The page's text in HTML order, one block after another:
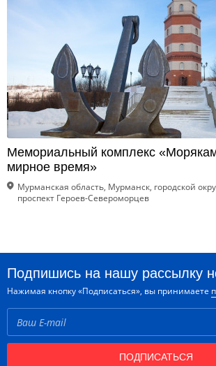
Мемориальный комплекс
мирное время»
Мурманская область, Мурманск, городской
проспект Героев-Североморцев
Подпишись на нашу рассылку
Нажимая кнопку «Подписаться», вы принимаете
ПОДПИСАТЬСЯ